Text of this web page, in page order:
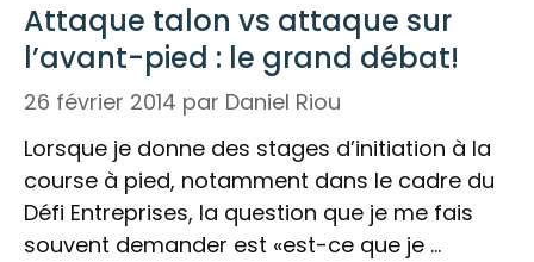
Attaque talon vs attaque sur
l’avant-pied : le grand débat!
26 février 2014 par Daniel Riou
Lorsque je donne des stages d’initiation à la
course à pied, notamment dans le cadre du
Défi Entreprises, la question que je me fais
souvent demander est «est-ce que je …